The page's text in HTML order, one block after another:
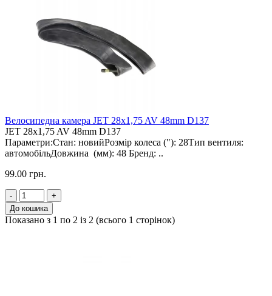
Велосипедна камера JET 28x1,75 AV 48mm D137
JET 28x1,75 AV 48mm D137
Параметри:Стан: новийРозмір колеса ("): 28Тип вентиля:
автомобільДовжина (мм): 48 Бренд: ..
99.00 грн.
-
+
До кошика
Показано з 1 по 2 із 2 (всього 1 сторінок)